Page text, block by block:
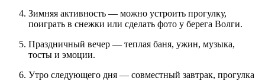
Зимняя активность — можно устроить прогулку,
поиграть в снежки или сделать фото у берега Волги.
Праздничный вечер — теплая баня, ужин, музыка,
тосты и эмоции.
Утро следующего дня — совместный завтрак, прогулка